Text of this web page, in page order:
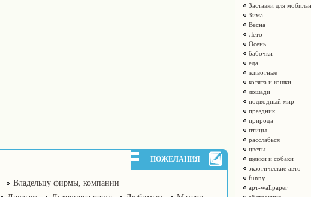
ПОЖЕЛАНИЯ
Владельцу фирмы, компании
Заставки для
Зима
Весна
Лето
Осень
бабочки
еда
животные
котята и кошки
лошади
подводный мир
праздник
природа
птицы
расслабься
цветы
щенки и собаки
экзотические авто
funny
арт-wallpaper